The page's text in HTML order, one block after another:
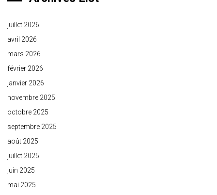
juillet 2026
avril 2026
mars 2026
février 2026
janvier 2026
novembre 2025
octobre 2025
septembre 2025
août 2025
juillet 2025
juin 2025
mai 2025